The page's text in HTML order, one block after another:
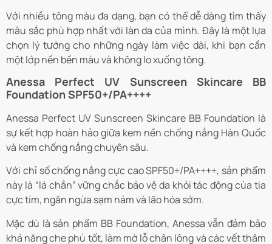
Với nhiều tông màu đa dạng, bạn có thể dễ dàng tìm thấy
màu sắc phù hợp nhất với làn da của mình. Đây là một lựa
chọn lý tưởng cho những ngày làm việc dài, khi bạn cần
một lớp nền bền màu và không lo xuống tông.
Anessa Perfect UV Sunscreen Skincare BB
Foundation SPF50+/PA++++
Anessa Perfect UV Sunscreen Skincare BB Foundation là
sự kết hợp hoàn hảo giữa kem nền chống nắng Hàn Quốc
và kem chống nắng chuyên sâu.
Với chỉ số chống nắng cực cao SPF50+/PA++++, sản phẩm
này là “lá chắn” vững chắc bảo vệ da khỏi tác động của tia
cực tím, ngăn ngừa sạm nám và lão hóa sớm.
Mặc dù là sản phẩm BB Foundation, Anessa vẫn đảm bảo
khả năng che phủ tốt, làm mờ lỗ chân lông và các vết thâm